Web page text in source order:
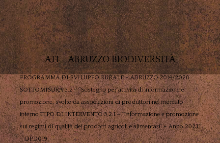
ATI – ABRUZZO BIODIVERSITÀ
PROGRAMMA DI SVILUPPO RURALE – ABRUZZO 2014/2020
SOTTOMISURA 3.2 – “Sostegno per attività di informazione e
promozione, svolte da associazioni di produttori nel mercato
interno TIPO DI INTERVENTO 3.2.1 – “Informazione e promozione
sui regimi di qualità dei prodotti agricoli e alimentari” – Anno 2023”
– DPD019